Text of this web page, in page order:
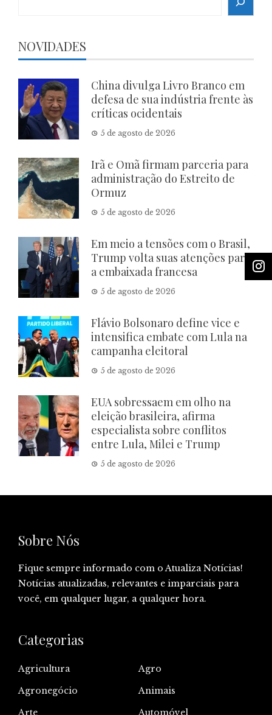
NOVIDADES
China divulga Livro Branco em
defesa de sua indústria frente às
críticas ocidentais
5 de agosto de 2026
Irã e Omã firmam parceria para
administração do Estreito de
Ormuz
5 de agosto de 2026
Em meio a tensões com o Brasil,
Trump volta suas atenções para
a embaixada francesa
5 de agosto de 2026
Flávio Bolsonaro define vice e
intensifica embate com Lula na
campanha eleitoral
5 de agosto de 2026
EUA sobressaem em olho na
eleição brasileira, afirma
especialista sobre conflitos
entre Lula, Milei e Trump
5 de agosto de 2026
Sobre Nós
Fique sempre informado com o Atualiza Notícias!
Notícias atualizadas, relevantes e imparciais para
você, em qualquer lugar, a qualquer hora.
Categorias
Agricultura
Agro
Agronegócio
Animais
Arte
Automóvel